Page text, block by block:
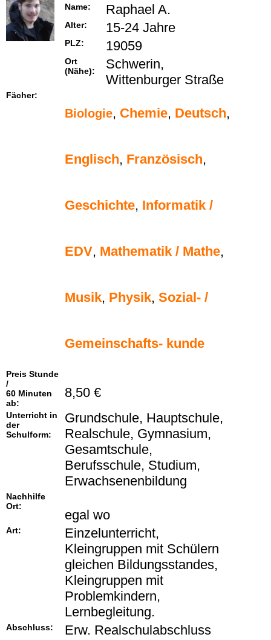
Name: Raphael A.
Alter: 15-24 Jahre
PLZ: 19059
Ort
(Nähe):
Schwerin,
Wittenburger Straße
Fächer:
Biologie, Chemie, Deutsch,
Englisch, Französisch,
Geschichte, Informatik /
EDV, Mathematik / Mathe,
Musik, Physik, Sozial- /
Gemeinschafts- kunde
Preis Stunde
/
60 Minuten
ab:
8,50 €
Unterricht in
der
Schulform:
Grundschule, Hauptschule,
Realschule, Gymnasium,
Gesamtschule,
Berufsschule, Studium,
Erwachsenenbildung
Nachhilfe
Ort:
egal wo
Art:
Einzelunterricht,
Kleingruppen mit Schülern
gleichen Bildungsstandes,
Kleingruppen mit
Problemkindern,
Lernbegleitung.
Abschluss: Erw. Realschulabschluss